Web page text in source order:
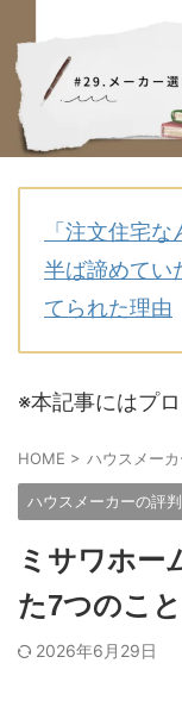
「注文住宅
半ば諦めてい
てられた理由
※本記事にはプ
HOME > ハウスメー
ハウスメーカーの評判
ミサワホー
た7つのこ
2026年6月29日